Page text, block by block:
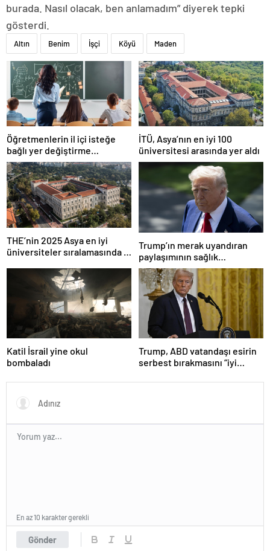
burada. Nasıl olacak, ben anlamadım” diyerek tepki
gösterdi.
Altın Benim İşçi Köyü Maden
Öğretmenlerin il içi isteğe
bağlı yer değiştirme
başvuruları ne zaman?
İTÜ, Asya’nın en iyi 100
üniversitesi arasında yer aldı
THE’nin 2025 Asya en iyi
üniversiteler sıralamasında 4
Trump’ın merak uyandıran
paylaşımının sağlık
sistemiyle ilgili kararname
olduğu anlaşıldı
Katil İsrail yine okul
bombaladı
Trump, ABD vatandaşı esirin
serbest bırakmasını “iyi
olarak değerlendirdi
Gönder
En az 10 karakter gerekli